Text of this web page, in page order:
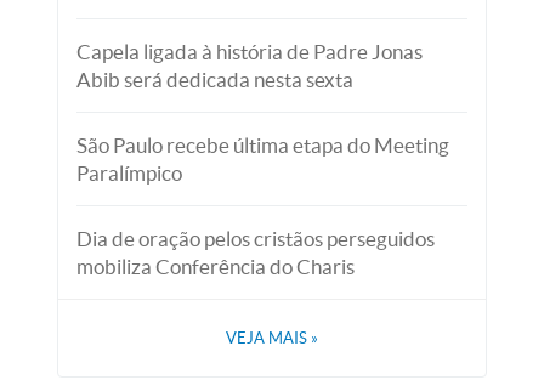
Capela ligada à história de Padre Jonas
Abib será dedicada nesta sexta
São Paulo recebe última etapa do Meeting
Paralímpico
Dia de oração pelos cristãos perseguidos
mobiliza Conferência do Charis
VEJA MAIS »